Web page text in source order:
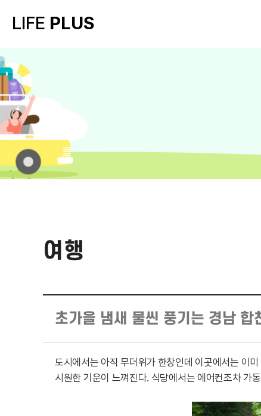
LIFE PLUS
여행
초가을 냄새 물씬 풍기는 경남 합
도시에서는 아직 무더위가 한창인데 이곳에서는 이
시원한 기운이 느껴진다. 식당에서는 에어컨조차 가